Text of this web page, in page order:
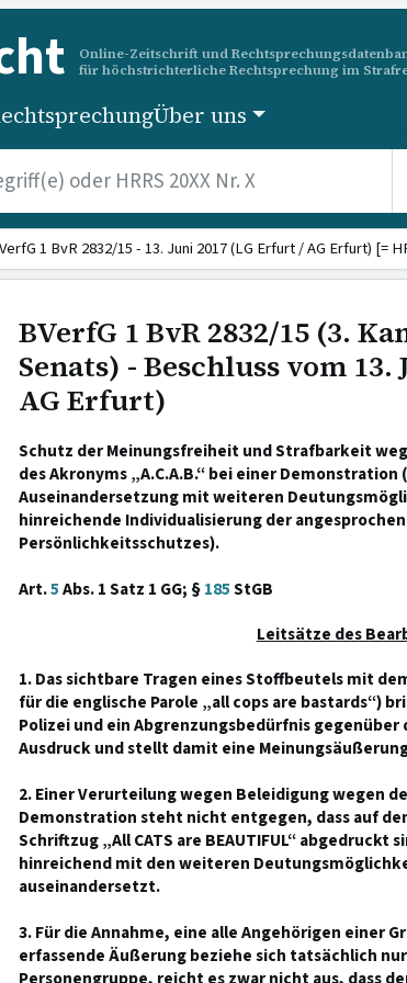
Online-Zeitschrift und
für höchstrichterliche Rechtsprechung im
Über uns
1 BvR 2832/15 - 13. Juni 2017 (LG Erfurt / AG Erfurt) [=
BVerfG 1 BvR 2832/15 (3.
Senats) - Beschluss vom
AG Erfurt)
Schutz der Meinungsfreiheit und Strafbarkeit
des Akronyms „A.C.A.B.“ bei einer
Auseinandersetzung mit weiteren
hinreichende Individualisierung der
Persönlichkeitsschutzes).
Art.5Abs. 1 Satz 1 GG; §185StGB
Leitsätze des
1. Das sichtbare Tragen eines Stoffbeutels mit
für die englische Parole „all cops are bastards“)
Polizei und ein Abgrenzungsbedürfnis
Ausdruck und stellt damit eine
2. Einer Verurteilung wegen Beleidigung wegen
Demonstration steht nicht entgegen, dass auf
Schriftzug „All CATS are BEAUTIFUL“
hinreichend mit den weiteren
auseinandersetzt.
3. Für die Annahme, eine alle Angehörigen einer
erfassende Äußerung beziehe sich tatsächlich